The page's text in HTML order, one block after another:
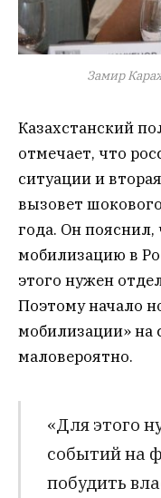
Замир
Казахстанский
отмечает, что
ситуации и
вызовет
года. Он
мобилизацию в
этого нужен
Поэтому начало
мобилизации» на
маловероятно.
«Для этого
событий на
побудить